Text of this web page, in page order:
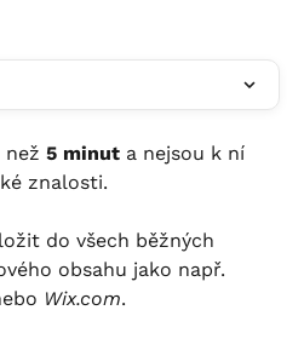
než 5 minut a nejsou k ní
znalosti.
do všech běžných
obsahu jako např.
Wix.com.